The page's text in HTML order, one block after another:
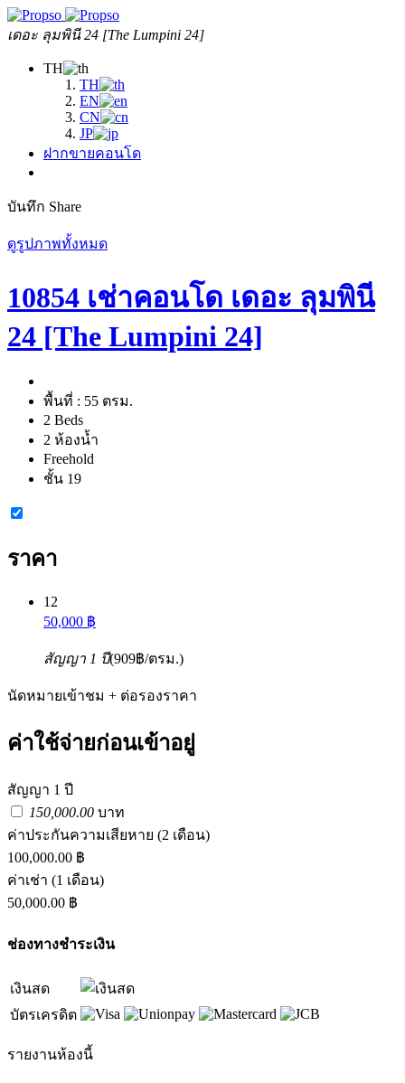
เดอะ ลุมพินี 24 [The Lumpini 24]
TH
TH
EN
CN
JP
ฝากขายคอนโด
บันทึก Share
ดูรูปภาพทั้งหมด
10854 เช่าคอนโด เดอะ ลุมพินี
24 [The Lumpini 24]
พื้นที่ : 55 ตรม.
2 Beds
2 ห้องน้ำ
Freehold
ชั้น 19
ราคา
12
50,000 ฿
สัญญา 1 ปี(909฿/ตรม.)
นัดหมายเข้าชม + ต่อรองราคา
ค่าใช้จ่ายก่อนเข้าอยู่
สัญญา 1 ปี
150,000.00 บาท
ค่าประกันความเสียหาย (2 เดือน)
100,000.00 ฿
ค่าเช่า (1 เดือน)
50,000.00 ฿
ช่องทางชำระเงิน
เงินสด
บัตรเครดิต
รายงานห้องนี้